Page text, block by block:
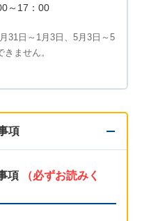
～17：00
31日～1月3日、5月3日～5
ません。
項
項
（必ずお読みく